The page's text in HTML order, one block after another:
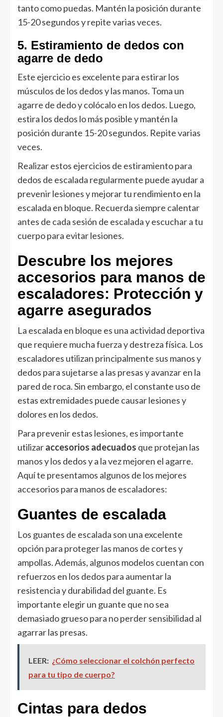
tanto como puedas. Mantén la posición durante
15-20 segundos y repite varias veces.
5. Estiramiento de dedos con
agarre de dedo
Este ejercicio es excelente para estirar los
músculos de los dedos y las manos. Toma un
agarre de dedo y colócalo en los dedos. Luego,
estira los dedos lo más posible y mantén la
posición durante 15-20 segundos. Repite varias
veces.
Realizar estos ejercicios de estiramiento para
dedos de escalada regularmente puede ayudar a
prevenir lesiones y mejorar tu rendimiento en la
escalada en bloque. Recuerda siempre calentar
antes de cada sesión de escalada y escuchar a tu
cuerpo para evitar lesiones.
Descubre los mejores
accesorios para manos de
escaladores: Protección y
agarre asegurados
La escalada en bloque es una actividad deportiva
que requiere mucha fuerza y destreza física. Los
escaladores utilizan principalmente sus manos y
dedos para sujetarse a las presas y avanzar en la
pared de roca. Sin embargo, el constante uso de
estas extremidades puede causar lesiones y
dolores en los dedos.
Para prevenir estas lesiones, es importante
utilizaraccesorios adecuados que protejan las
manos y los dedos y a la vez mejoren el agarre.
Aquí te presentamos algunos de los mejores
accesorios para manos de escaladores:
Guantes de escalada
Los guantes de escalada son una excelente
opción para proteger las manos de cortes y
ampollas. Además, algunos modelos cuentan con
refuerzos en los dedos para aumentar la
resistencia y durabilidad del guante. Es
importante elegir un guante que no sea
demasiado grueso para no perder sensibilidad al
agarrar las presas.
LEER: ¿Cómo seleccionar el colchón perfecto
para tu tipo de cuerpo?
Cintas para dedos